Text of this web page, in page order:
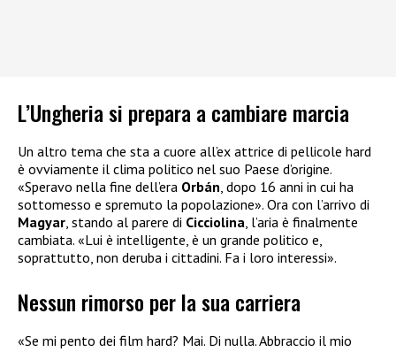
L’Ungheria si prepara a cambiare marcia
Un altro tema che sta a cuore all’ex attrice di pellicole hard
è ovviamente il clima politico nel suo Paese d’origine.
«Speravo nella fine dell’era Orbán , dopo 16 anni in cui ha
sottomesso e spremuto la popolazione». Ora con l’arrivo di
Magyar , stando al parere di Cicciolina , l’aria è finalmente
cambiata. «Lui è intelligente, è un grande politico e,
soprattutto, non deruba i cittadini. Fa i loro interessi».
Nessun rimorso per la sua carriera
«Se mi pento dei film hard? Mai. Di nulla. Abbraccio il mio